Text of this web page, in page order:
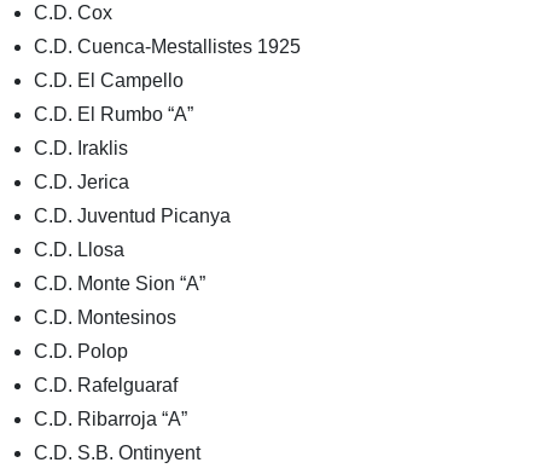
C.D. Cox
C.D. Cuenca-Mestallistes 1925
C.D. El Campello
C.D. El Rumbo “A”
C.D. Iraklis
C.D. Jerica
C.D. Juventud Picanya
C.D. Llosa
C.D. Monte Sion “A”
C.D. Montesinos
C.D. Polop
C.D. Rafelguaraf
C.D. Ribarroja “A”
C.D. S.B. Ontinyent